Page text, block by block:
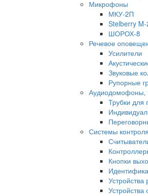
Микрофоны
МКУ-2П
Stelberry M-
ШОРОХ-8
Речевое
Усилители
Звуковые
Рупорные
Аудиодомофоны,
Трубки
Системы
Кнопки
Устройства
Устройства